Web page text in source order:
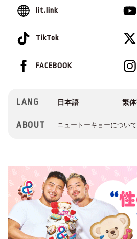
lit.link
TikTok
FACEBOOK
LANG
ABOUT ニュートーキョーについて